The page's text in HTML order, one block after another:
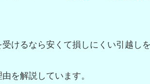
けるなら安くて損しにくい引越し
を解説しています。